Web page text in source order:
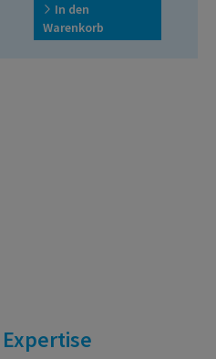
In den
Warenkorb